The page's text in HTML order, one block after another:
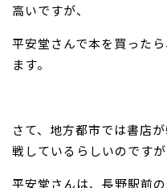
高いですが、
平安堂さんで本を買った
ます。
さて、地方都市では書店
戦しているらしいのですが
平安堂さんは、長野駅前